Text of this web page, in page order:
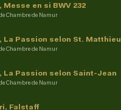
Messe en si BWV 232
Chambre de Namur
La Passion selon St. Matthieu
Chambre de Namur
La Passion selon Saint-Jean
Chambre de Namur
Falstaff